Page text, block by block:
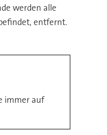
werden alle
entfernt.
immer auf